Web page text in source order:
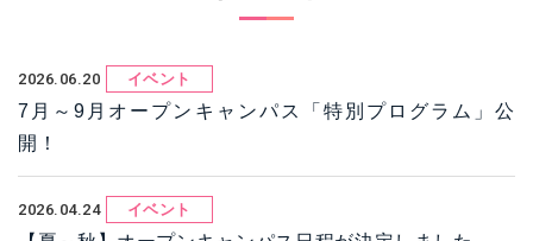
2026.06.20 イベント
7月～9月オープンキャンパス「特別プログラム」公
開！
2026.04.24 イベント